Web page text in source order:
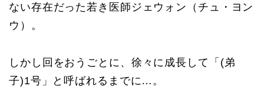
ない存在だった若き医師ジェウォン（チュ・ヨン
ウ）。
しかし回をおうごとに、徐々に成長して「(弟
子)1号」と呼ばれるまでに…。